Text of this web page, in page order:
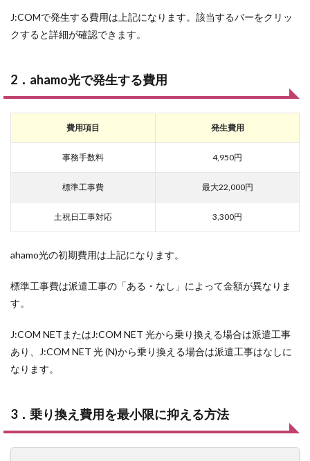
J:COMで発生する費用は上記になります。該当するバーをクリッ
クすると詳細が確認できます。
2．ahamo光で発生する費用
費用項目 発生費用
事務手数料 4,950円
標準工事費 最大22,000円
土祝日工事対応 3,300円
ahamo光の初期費用は上記になります。
標準工事費は派遣工事の「ある・なし」によって金額が異なりま
す。
J:COM NETまたはJ:COM NET 光から乗り換える場合は派遣工事
あり、J:COM NET 光 (N)から乗り換える場合は派遣工事はなしに
なります。
3．乗り換え費用を最小限に抑える方法